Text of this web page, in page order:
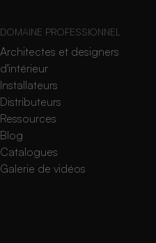
DOMAINE PROFESSIONNEL
Architectes et designers
d'intérieur
Installateurs
Distributeurs
Ressources
Blog
Catalogues
Galerie de vidéos